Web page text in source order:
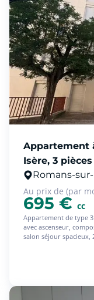
Appartement
Isère, 3 pièces
Romans-
Au prix de (par
695 € cc
Appartement de type 3 de 82,20 m² au
avec ascenseur,
salon séjour spacieux,
Le bien se complète
Les informations sur
disponibles sur le